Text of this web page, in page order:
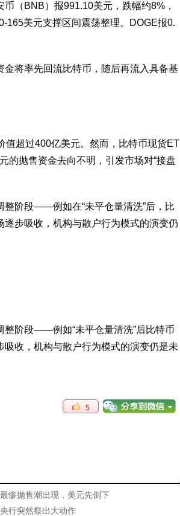
（BNB）报991.10美元，跌幅约8%，
165美元支撑区间震荡整理。DOGE报0.
将率先回流比特币，随后再流入具备基
值超过400亿美元。然而，比特币现货ET
的抛售资金去向不明，引发市场对“接盘
整阶段——例如在“未平仓量清洗”后，比
步吸收，机构与散户行为模式的演变仍
整阶段——例如“未平仓量清洗”后比特币
收，机构与散户行为模式的演变仍是未
5
惨抛售潮出现，美元先倒下
行突然祭出大动作